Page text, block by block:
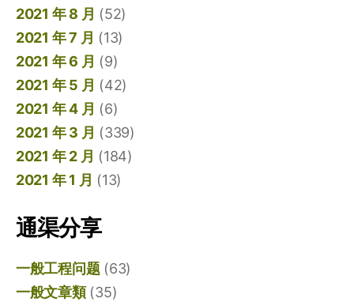
2021 年 8 月 (52)
2021 年 7 月 (13)
2021 年 6 月 (9)
2021 年 5 月 (42)
2021 年 4 月 (6)
2021 年 3 月 (339)
2021 年 2 月 (184)
2021 年 1 月 (13)
通渠分享
一般工程问题(63)
一般文章類(35)